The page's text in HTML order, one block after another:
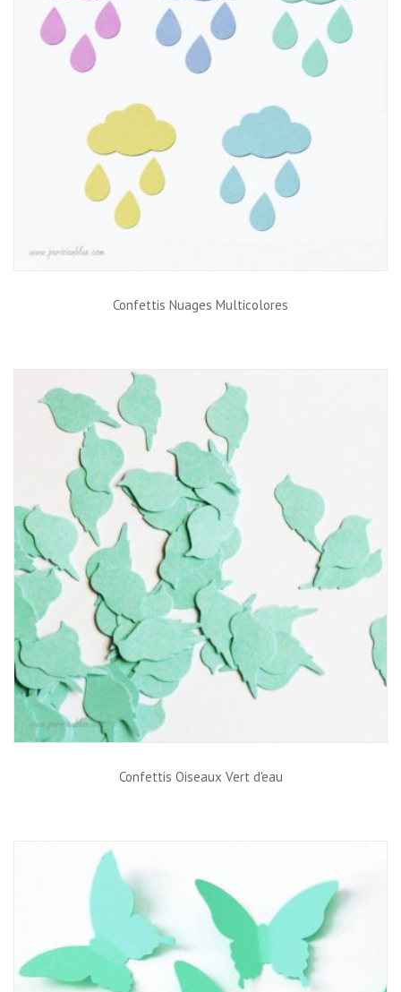
Confettis Nuages Multicolores
Confettis Oiseaux Vert d'eau